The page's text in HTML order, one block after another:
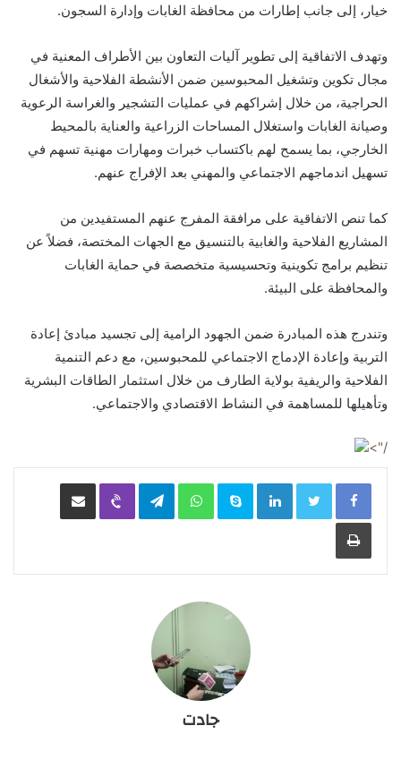
خيار، إلى جانب إطارات من محافظة الغابات وإدارة السجون.
وتهدف الاتفاقية إلى تطوير آليات التعاون بين الأطراف المعنية في
مجال تكوين وتشغيل المحبوسين ضمن الأنشطة الفلاحية والأشغال
الحراجية، من خلال إشراكهم في عمليات التشجير والغراسة الرعوية
وصيانة الغابات واستغلال المساحات الزراعية والعناية بالمحيط
الخارجي، بما يسمح لهم باكتساب خبرات ومهارات مهنية تسهم في
تسهيل اندماجهم الاجتماعي والمهني بعد الإفراج عنهم.
كما تنص الاتفاقية على مرافقة المفرج عنهم المستفيدين من
المشاريع الفلاحية والغابية بالتنسيق مع الجهات المختصة، فضلاً عن
تنظيم برامج تكوينية وتحسيسية متخصصة في حماية الغابات
والمحافظة على البيئة.
وتندرج هذه المبادرة ضمن الجهود الرامية إلى تجسيد مبادئ إعادة
التربية وإعادة الإدماج الاجتماعي للمحبوسين، مع دعم التنمية
الفلاحية والريفية بولاية الطارف من خلال استثمار الطاقات البشرية
وتأهيلها للمساهمة في النشاط الاقتصادي والاجتماعي.
/">
LinkedIn
Skype
WhatsApp
Telegram
Viber مشاركة عبر البريد
طباعة
جادت